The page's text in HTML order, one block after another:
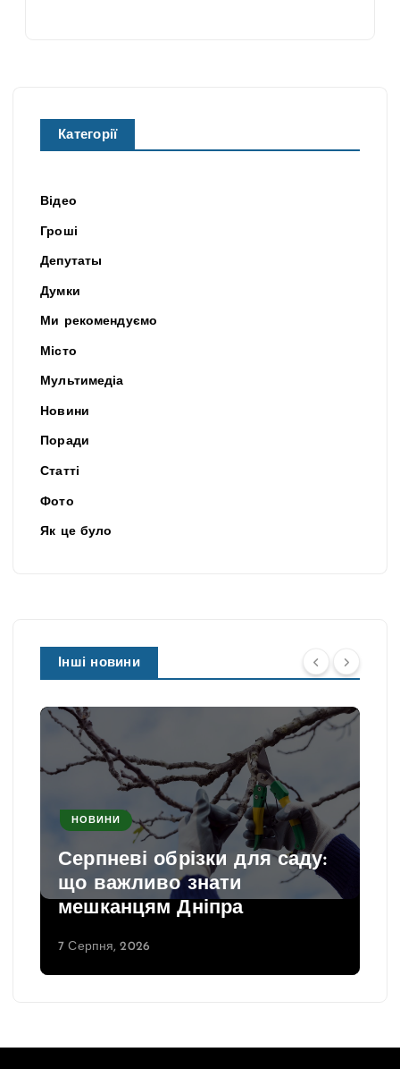
Категорії
Відео
Гроші
Депутаты
Думки
Ми рекомендуємо
Місто
Мультимедіа
Новини
Поради
Статті
Фото
Як це було
Інші новини
НОВИНИ
Серпневі обрізки для саду:
що важливо знати
мешканцям Дніпра
7 Серпня, 2026